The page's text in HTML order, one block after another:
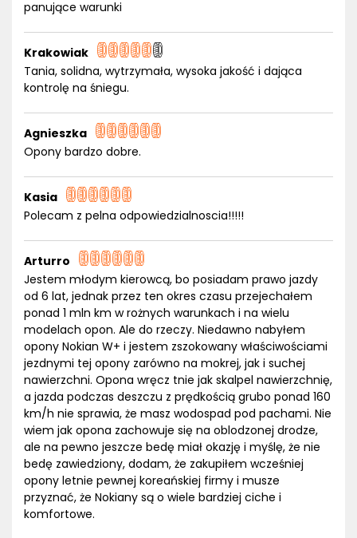
panujące warunki
Krakowiak
Tania, solidna, wytrzymała, wysoka jakość i dająca
kontrolę na śniegu.
Agnieszka
Opony bardzo dobre.
Kasia
Polecam z pelna odpowiedzialnoscia!!!!!
Arturro
Jestem młodym kierowcą, bo posiadam prawo jazdy
od 6 lat, jednak przez ten okres czasu przejechałem
ponad 1 mln km w rożnych warunkach i na wielu
modelach opon. Ale do rzeczy. Niedawno nabyłem
opony Nokian W+ i jestem zszokowany właściwościami
jezdnymi tej opony zarówno na mokrej, jak i suchej
nawierzchni. Opona wręcz tnie jak skalpel nawierzchnię,
a jazda podczas deszczu z prędkością grubo ponad 160
km/h nie sprawia, że masz wodospad pod pachami. Nie
wiem jak opona zachowuje się na oblodzonej drodze,
ale na pewno jeszcze bedę miał okazję i myślę, że nie
bedę zawiedziony, dodam, że zakupiłem wcześniej
opony letnie pewnej koreańskiej firmy i musze
przyznać, że Nokiany są o wiele bardziej ciche i
komfortowe.